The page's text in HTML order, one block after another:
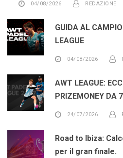
04/08/2026 REDAZIONE
GUIDA AL
LEAGUE
04/08/2026
AWT LEAGUE:
PRIZEMONEY DA
24/07/2026
Road to Ibiza:
per il gran finale.